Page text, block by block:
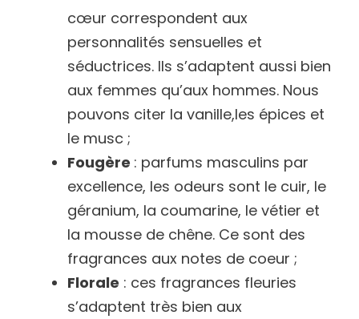
cœur correspondent aux
personnalités sensuelles et
séductrices. Ils s’adaptent aussi bien
aux femmes qu’aux hommes. Nous
pouvons citer la vanille,les épices et
le musc ;
Fougère : parfums masculins par
excellence, les odeurs sont le cuir, le
géranium, la coumarine, le vétier et
la mousse de chêne. Ce sont des
fragrances aux notes de coeur ;
Florale : ces fragrances fleuries
s’adaptent très bien aux